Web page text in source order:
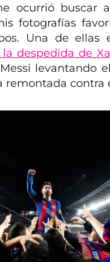
ocurrió buscar
fotografías
Una de ellas
la despedida de
levantando
remontada contra